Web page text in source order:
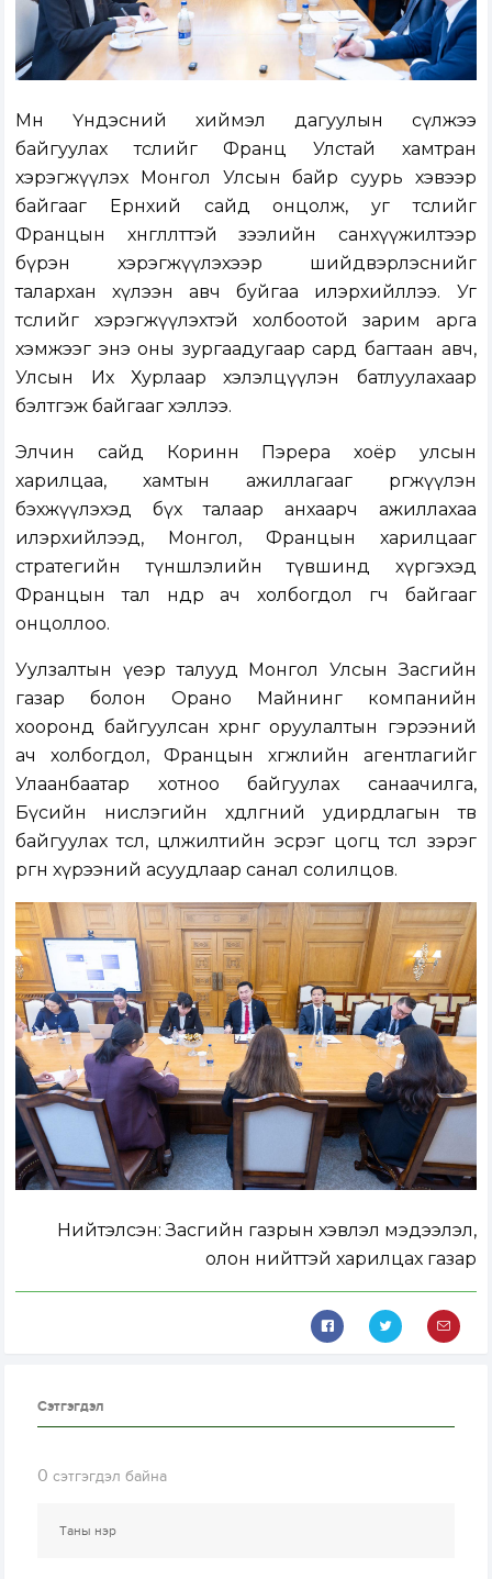
Мөн Үндэсний хиймэл дагуулын сүлжээ
байгуулах төслийг Франц Улстай хамтран
хэрэгжүүлэх Монгол Улсын байр суурь хэвээр
байгааг Ерөнхий сайд онцолж, уг төслийг
Францын хөнгөлөлттэй зээлийн санхүүжилтээр
бүрэн хэрэгжүүлэхээр шийдвэрлэснийг
талархан хүлээн авч буйгаа илэрхийллээ. Уг
төслийг хэрэгжүүлэхтэй холбоотой зарим арга
хэмжээг энэ оны зургаадугаар сард багтаан авч,
Улсын Их Хурлаар хэлэлцүүлэн батлуулахаар
бэлтгэж байгааг хэллээ.
Элчин сайд Коринн Пэрера хоёр улсын
харилцаа, хамтын ажиллагааг өргөжүүлэн
бэхжүүлэхэд бүх талаар анхаарч ажиллахаа
илэрхийлээд, Монгол, Францын харилцааг
стратегийн түншлэлийн түвшинд хүргэхэд
Францын тал өндөр ач холбогдол өгч байгааг
онцоллоо.
Уулзалтын үеэр талууд Монгол Улсын Засгийн
газар болон Орано Майнинг компанийн
хооронд байгуулсан хөрөнгө оруулалтын гэрээний
ач холбогдол, Францын хөгжлийн агентлагийг
Улаанбаатар хотноо байгуулах санаачилга,
Бүсийн нислэгийн хөдөлгөөний удирдлагын төв
байгуулах төсөл, цөлжилтийн эсрэг цогц төсөл зэрэг
өргөн хүрээний асуудлаар санал солилцов.
Нийтэлсэн:Засгийн газрын хэвлэл мэдээлэл,
олон нийттэй харилцах газар
Сэтгэгдэл
0 сэтгэгдэл байна